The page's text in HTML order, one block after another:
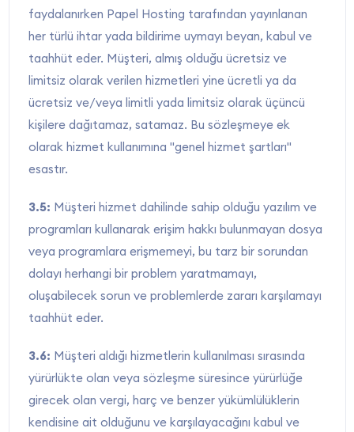
faydalanırken Papel Hosting tarafından yayınlanan
her türlü ihtar yada bildirime uymayı beyan, kabul ve
taahhüt eder. Müşteri, almış olduğu ücretsiz ve
limitsiz olarak verilen hizmetleri yine ücretli ya da
ücretsiz ve/veya limitli yada limitsiz olarak üçüncü
kişilere dağıtamaz, satamaz. Bu sözleşmeye ek
olarak hizmet kullanımına "genel hizmet şartları"
esastır.
3.5: Müşteri hizmet dahilinde sahip olduğu yazılım ve
programları kullanarak erişim hakkı bulunmayan dosya
veya programlara erişmemeyi, bu tarz bir sorundan
dolayı herhangi bir problem yaratmamayı,
oluşabilecek sorun ve problemlerde zararı karşılamayı
taahhüt eder.
3.6: Müşteri aldığı hizmetlerin kullanılması sırasında
yürürlükte olan veya sözleşme süresince yürürlüğe
girecek olan vergi, harç ve benzer yükümlülüklerin
kendisine ait olduğunu ve karşılayacağını kabul ve